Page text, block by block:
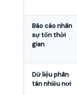
Báo cáo nhân
sự tốn thời
gian
Dữ liệu phân
tán nhiều nơi